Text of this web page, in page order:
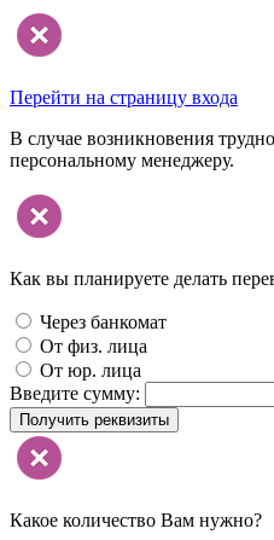
Перейти на страницу входа
В случае возникновения
персональному менеджеру.
Как вы планируете делать
Через банкомат
От физ. лица
От юр. лица
Введите сумму:
Получить реквизиты
Какое количество Вам нужно?